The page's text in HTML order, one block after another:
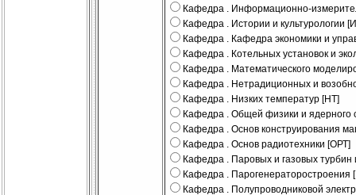
Кафедра . Информационно-
Кафедра . Истории и культурологии
Кафедра . Кафедра экономики и
Кафедра . Котельных установок и
Кафедра . Математического
Кафедра . Нетрадиционных и
Кафедра . Низких температур [НТ]
Кафедра . Общей физики и
Кафедра . Основ конструирования
Кафедра . Основ радиотехники [ОРТ]
Кафедра . Паровых и газовых
Кафедра . Парогенераторостроения
Кафедра . Полупроводниковой